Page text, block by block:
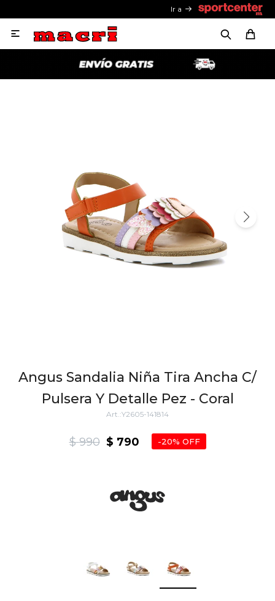
Ir a

Angus Sandalia Niña Tira Ancha C/
Pulsera Y Detalle Pez - Coral
Y2605-141814
$ 790
$ 990 20